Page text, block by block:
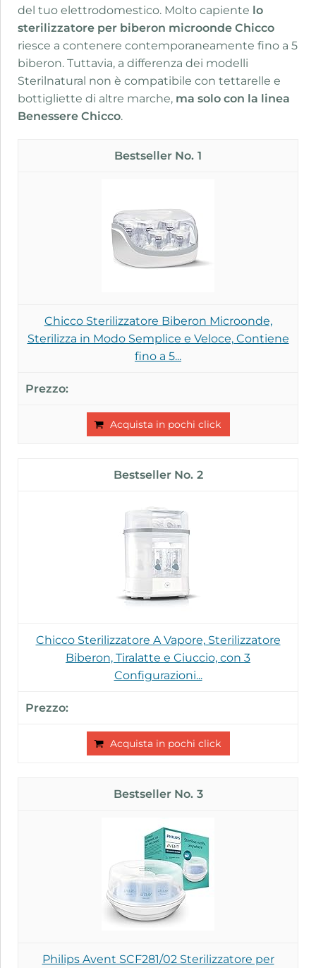
del tuo elettrodomestico. Molto capiente lo
sterilizzatore per biberon microonde Chicco
riesce a contenere contemporaneamente fino a 5
biberon. Tuttavia, a differenza dei modelli
Sterilnatural non è compatibile con tettarelle e
bottigliette di altre marche, ma solo con la linea
Benessere Chicco.
1
Chicco Sterilizzatore Biberon Microonde,
Sterilizza in Modo Semplice e Veloce, Contiene
fino a 5...
Acquista in pochi click
2
Chicco Sterilizzatore A Vapore, Sterilizzatore
Biberon, Tiralatte e Ciuccio, con 3
Configurazioni...
Acquista in pochi click
3
Philips Avent SCF281/02 Sterilizzatore per